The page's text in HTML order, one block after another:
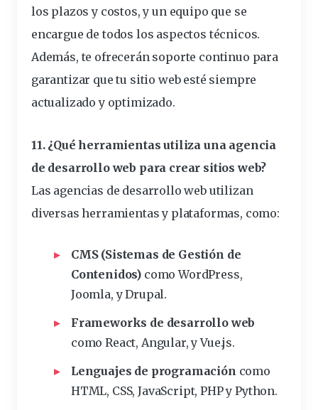
los plazos y costos, y un equipo que se
encargue de todos los aspectos técnicos.
Además, te ofrecerán soporte continuo para
garantizar que tu sitio web esté siempre
actualizado y optimizado.
11. ¿Quéherramientas utiliza una agencia
de desarrollo web para crear sitios web?
Las agencias de desarrollo web utilizan
diversas herramientas y plataformas, como:
CMS (Sistemas de Gestión de
Contenidos) como WordPress,
Joomla, y Drupal.
Frameworks de desarrollo web
como React, Angular, y Vue.js.
Lenguajes de programación como
HTML, CSS, JavaScript, PHP y Python.